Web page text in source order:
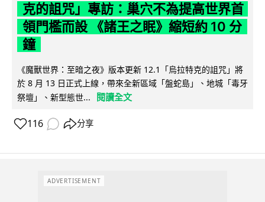
克的詛咒」專訪：巢穴不為提高世界首
領門檻而設 《諸王之眠》縮短約 10 分
鐘
《魔獸世界：至暗之夜》版本更新 12.1「烏拉特克的詛咒」將
於 8 月 13 日正式上線，帶來全新區域「盤蛇島」、地城「毒牙
祭壇」、新型態世...
閱讀全文
116 分享
ADVERTISEMENT